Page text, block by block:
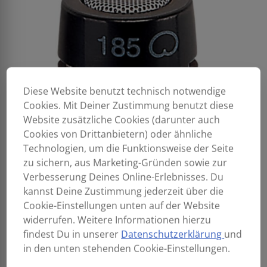
Diese Website benutzt technisch notwendige
Cookies. Mit Deiner Zustimmung benutzt diese
Website zusätzliche Cookies (darunter auch
Cookies von Drittanbietern) oder ähnliche
Technologien, um die Funktionsweise der Seite
zu sichern, aus Marketing-Gründen sowie zur
Verbesserung Deines Online-Erlebnisses. Du
kannst Deine Zustimmung jederzeit über die
Cookie-Einstellungen unten auf der Website
widerrufen. Weitere Informationen hierzu
findest Du in unserer Datenschutzerklärung und
in den unten stehenden Cookie-Einstellungen.